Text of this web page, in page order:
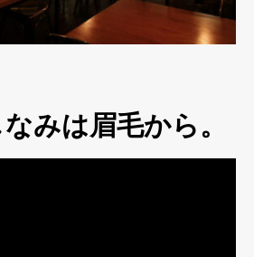
みは眉毛から。